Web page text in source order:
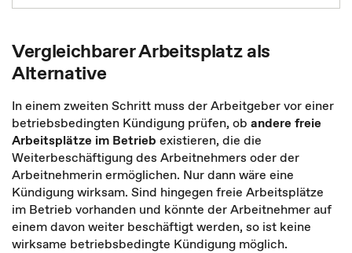
Vergleichbarer Arbeitsplatz als
Alternative
In einem zweiten Schritt muss der Arbeitgeber vor einer
betriebsbedingten Kündigung prüfen, ob andere freie
Arbeitsplätze im Betrieb existieren, die die
Weiterbeschäftigung des Arbeitnehmers oder der
Arbeitnehmerin ermöglichen. Nur dann wäre eine
Kündigung wirksam. Sind hingegen freie Arbeitsplätze
im Betrieb vorhanden und könnte der Arbeitnehmer auf
einem davon weiter beschäftigt werden, so ist keine
wirksame betriebsbedingte Kündigung möglich.